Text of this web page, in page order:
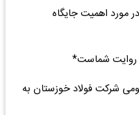
مورد اهمیت جایگاه
روایت شماست*
شرکت فولاد خوزستان به